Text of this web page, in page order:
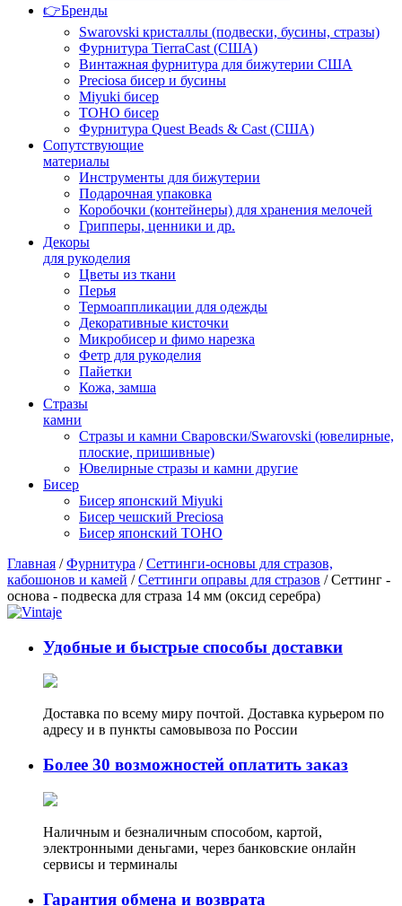
👉Бренды
Swarovski кристаллы (подвески, бусины, стразы)
Фурнитура TierraCast (США)
Винтажная фурнитура для бижутерии США
Preciosa бисер и бусины
Miyuki бисер
TOHO бисер
Фурнитура Quest Beads & Cast (США)
Сопутствующие
материалы
Инструменты для бижутерии
Подарочная упаковка
Коробочки (контейнеры) для хранения мелочей
Грипперы, ценники и др.
Декоры
для рукоделия
Цветы из ткани
Перья
Термоаппликации для одежды
Декоративные кисточки
Микробисер и фимо нарезка
Фетр для рукоделия
Пайетки
Кожа, замша
Стразы
камни
Стразы и камни Сваровски/Swarovski (ювелирные,
плоские, пришивные)
Ювелирные стразы и камни другие
Бисер
Бисер японский Miyuki
Бисер чешский Preciosa
Бисер японский TOHO
Главная /Фурнитура /Сеттинги-основы для стразов,
кабошонов и камей /Сеттинги оправы для стразов / Сеттинг -
основа - подвеска для страза 14 мм (оксид серебра)
Удобные и быстрые способы доставки
Доставка по всему миру почтой. Доставка курьером по
адресу и в пункты самовывоза по России
Более 30 возможностей оплатить заказ
Наличным и безналичным способом, картой,
электронными деньгами, через банковские онлайн
сервисы и терминалы
Гарантия обмена и возврата